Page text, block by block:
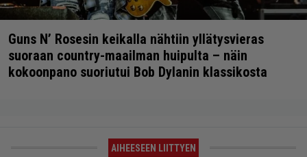
Guns N’ Rosesin keikalla nähtiin yllätysvieras
suoraan country-maailman huipulta – näin
kokoonpano suoriutui Bob Dylanin klassikosta
AIHEESEEN LIITTYEN